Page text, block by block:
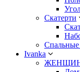
Скатерти
Ivanka